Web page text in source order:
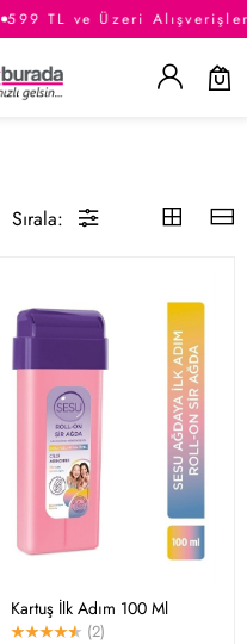
599 TL ve Üzeri
Sırala:
Kartuş İlk Adım 100 Ml
(2)